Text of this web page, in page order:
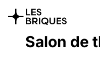
Coliving
Salon de